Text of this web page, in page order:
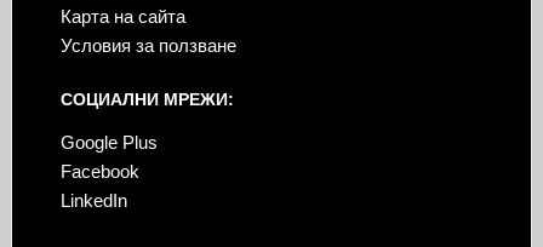
Карта на сайта
Условия за ползване
СОЦИАЛНИ МРЕЖИ:
Google Plus
Facebook
LinkedIn